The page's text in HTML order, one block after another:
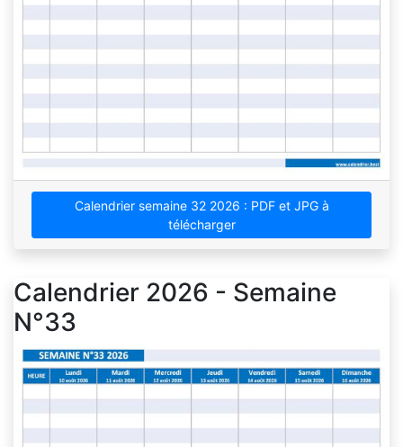
Calendrier semaine 32 2026 : PDF et JPG à
télécharger
Calendrier 2026 - Semaine
N°33